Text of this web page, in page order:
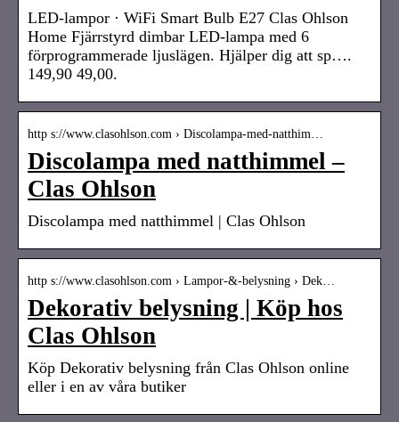
LED-lampor · WiFi Smart Bulb E27 Clas Ohlson
Home Fjärrstyrd dimbar LED-lampa med 6
förprogrammerade ljuslägen. Hjälper dig att sp….
149,90 49,00.
http s://www.clasohlson.com › Discolampa-med-natthim…
Discolampa med natthimmel –
Clas Ohlson
Discolampa med natthimmel | Clas Ohlson
http s://www.clasohlson.com › Lampor-&-belysning › Dek…
Dekorativ belysning | Köp hos
Clas Ohlson
Köp Dekorativ belysning från Clas Ohlson online
eller i en av våra butiker